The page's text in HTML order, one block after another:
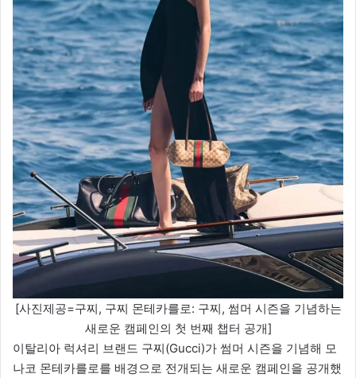
[사진제공=구찌, 구찌 몬테카를로: 구찌, 썸머 시즌을 기념하는
새로운 캠페인의 첫 번째 챕터 공개]
이탈리아 럭셔리 브랜드 구찌(Gucci)가 썸머 시즌을 기념해 모
나코 몬테카를로를 배경으로 전개되는 새로운 캠페인을 공개했